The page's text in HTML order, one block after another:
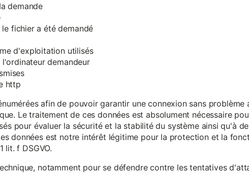
demande
fichier a été demandé
d'exploitation utilisés
demandeur
http
afin de pouvoir garantir une connexion sans
Le traitement de ces données est absolument nécessaire
pour évaluer la sécurité et la stabilité du système ainsi qu'à
données est notre intérêt légitime pour la protection et la
lit. f DSGVO.
notamment pour se défendre contre les tentatives